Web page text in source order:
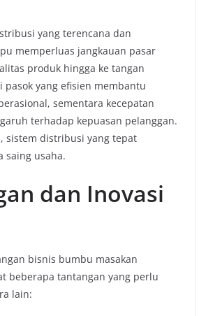
yang terencana dan
memperluas jangkauan pasar
produk hingga ke tangan
pasok yang efisien membantu
sementara kecepatan
terhadap kepuasan pelanggan.
sistem distribusi yang tepat
saing usaha.
dan Inovasi
bisnis bumbu masakan
beberapa tantangan yang perlu
lain: